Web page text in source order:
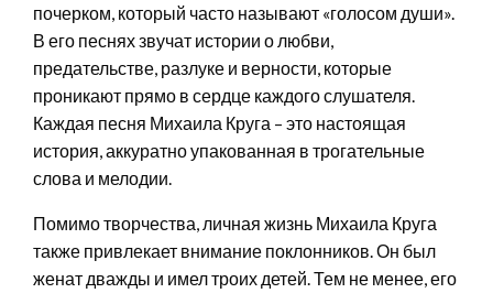
почерком, который часто называют «голосом души».
В его песнях звучат истории о любви,
предательстве, разлуке и верности, которые
проникают прямо в сердце каждого слушателя.
Каждая песня Михаила Круга – это настоящая
история, аккуратно упакованная в трогательные
слова и мелодии.
Помимо творчества, личная жизнь Михаила Круга
также привлекает внимание поклонников. Он был
женат дважды и имел троих детей. Тем не менее, его